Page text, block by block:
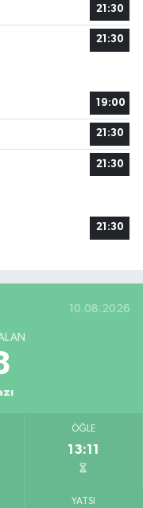
21:30
21:30
19:00
21:30
21:30
21:30
10.08.2026
ÖĞLE
13:11
YATSI